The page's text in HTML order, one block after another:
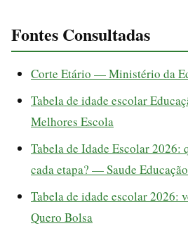
Fontes Consultadas
Corte Etário — Ministério da
Tabela de idade escolar
Melhores Escola
Tabela de Idade Escolar 2026:
cada etapa? — Saude Educação
Tabela de idade escolar 2026:
Quero Bolsa